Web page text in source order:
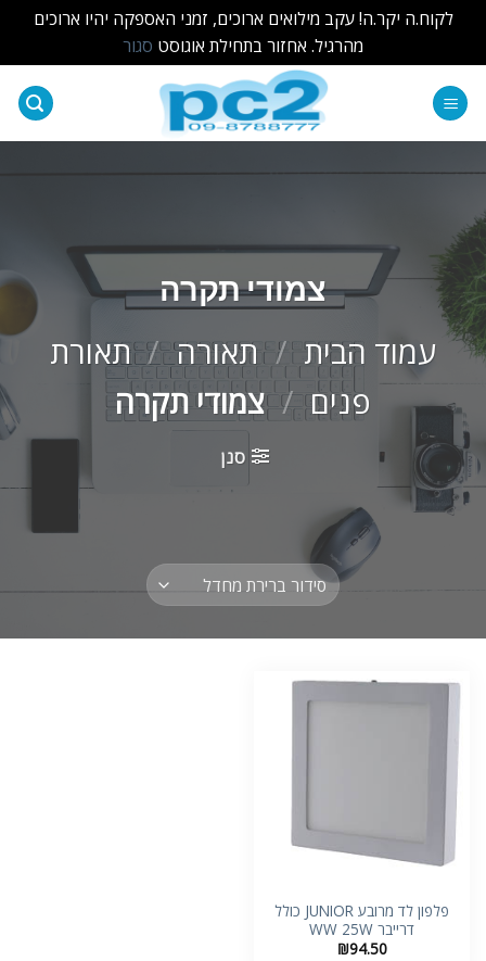
לקוח.ה יקר.ה! עקב מילואים ארוכים, זמני האספקה יהיו ארוכים
מהרגיל. אחזור בתחילת אוגוסט סגור
צמודי תקרה
עמוד הבית / תאורה / תאורת
פנים / צמודי תקרה
סנן
פלפון לד מרובע JUNIOR כולל
דרייבר WW 25W
₪94.50